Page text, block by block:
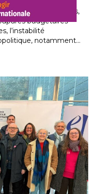
difficultés profondes,
budgétaires
l’instabilité
notamment…
: un échange croisé
d’approche